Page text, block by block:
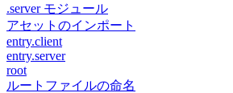
.server モジュール
アセットのインポート
entry.client
entry.server
root
ルートファイルの命名